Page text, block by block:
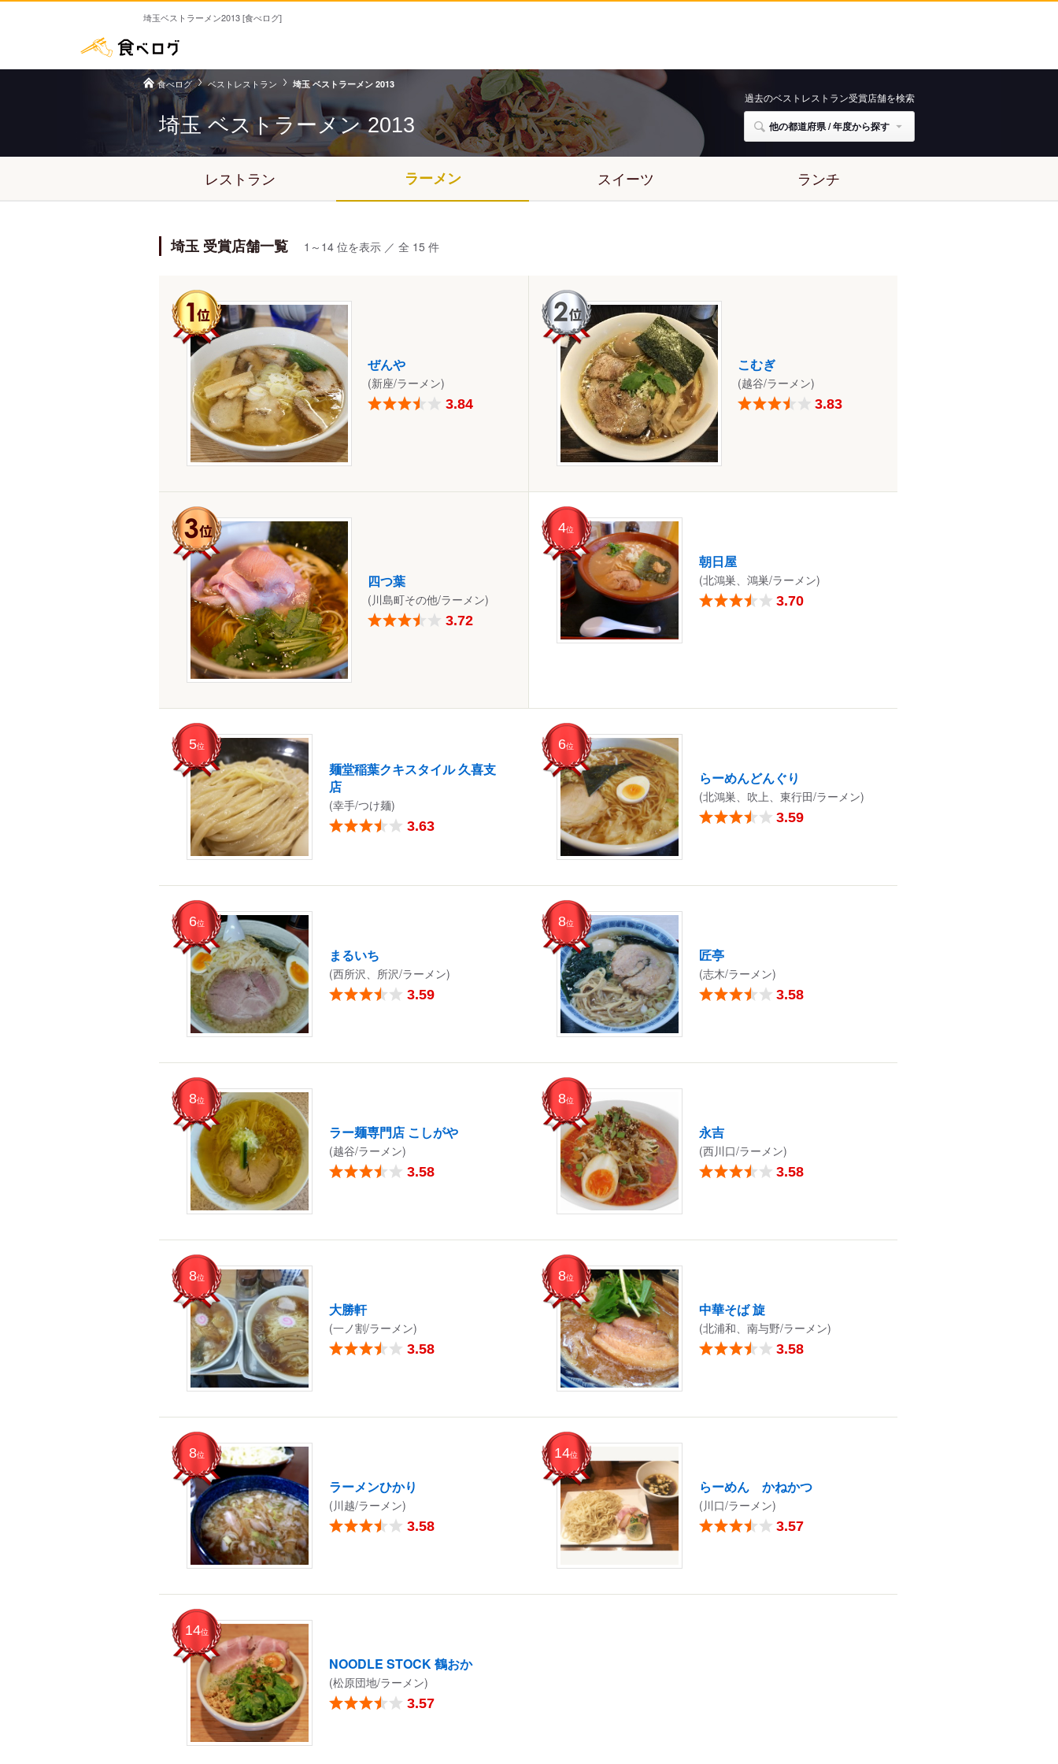
埼玉ベストラーメン2013 [食べログ]
食べログ ベストレストラン 埼玉 ベストラーメン 2013
埼玉 ベストラーメン2013
過去のベストレストラン受賞店舗を検索
他の都道府県 / 年度から探す
レストラン ラーメン スイーツ ランチ
埼玉 受賞店舗一覧 1～14 位を表示 ／ 全 15 件
ぜんや
(新座/ラーメン)
3.84
こむぎ
(越谷/ラーメン)
3.83
四つ葉
(川島町その他/ラーメン)
3.72
4位
朝日屋
(北鴻巣、鴻巣/ラーメン)
3.70
5位
麺堂稲葉クキスタイル 久喜支
店
(幸手/つけ麺)
3.63
6位
らーめんどんぐり
(北鴻巣、吹上、東行田/ラーメン)
3.59
6位
まるいち
(西所沢、所沢/ラーメン)
3.59
8位
匠亭
(志木/ラーメン)
3.58
8位
ラー麺専門店 こしがや
(越谷/ラーメン)
3.58
8位
永吉
(西川口/ラーメン)
3.58
8位
大勝軒
(一ノ割/ラーメン)
3.58
8位
中華そば 旋
(北浦和、南与野/ラーメン)
3.58
8位
ラーメンひかり
(川越/ラーメン)
3.58
14位
らーめん かねかつ
(川口/ラーメン)
3.57
14位
NOODLE STOCK 鶴おか
(松原団地/ラーメン)
3.57